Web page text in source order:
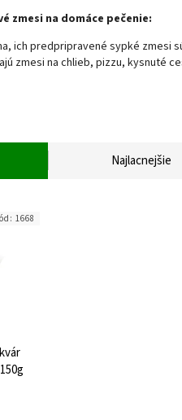
zmesi na domáce pečenie:
ich predpripravené sypké zmesi
zmesi na chlieb, pizzu, kysnuté
Najlacnejšie
1668